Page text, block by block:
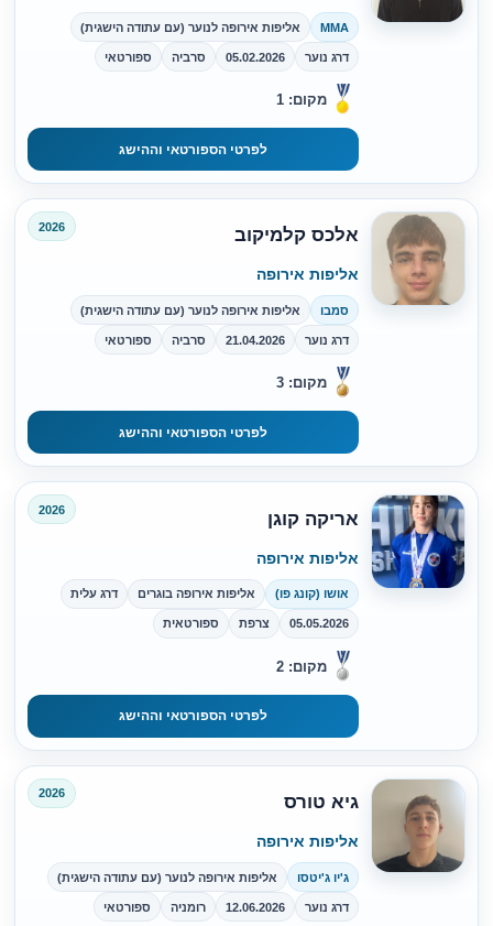
MMA אליפות אירופה לנוער (עם עתודה הישגית)
דרג נוער 05.02.2026 סרביה ספורטאי
מקום: 1
לפרטי הספורטאי וההישג
אלכס קלמיקוב 2026
אליפות אירופה
סמבו אליפות אירופה לנוער (עם עתודה הישגית)
דרג נוער 21.04.2026 סרביה ספורטאי
מקום: 3
לפרטי הספורטאי וההישג
אריקה קוגן 2026
אליפות אירופה
אושו (קונג פו) אליפות אירופה בוגרים דרג עלית
05.05.2026 צרפת ספורטאית
מקום: 2
לפרטי הספורטאי וההישג
גיא טורס 2026
אליפות אירופה
ג'יו ג'יטסו אליפות אירופה לנוער (עם עתודה הישגית)
דרג נוער 12.06.2026 רומניה ספורטאי